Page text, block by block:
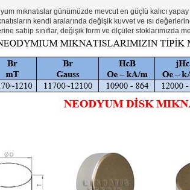
mıknatıslar günümüzde mevcut en güçlü kalıcı
kendi aralarında değişik kuvvet ve ısı
sahip sınıflar, değişik form ve ölçüler stoklarımızda